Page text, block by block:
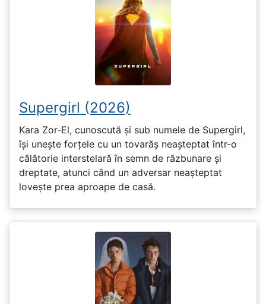
Supergirl (2026)
Kara Zor-El, cunoscută și sub numele de Supergirl,
își unește forțele cu un tovarăș neașteptat într-o
călătorie interstelară în semn de răzbunare și
dreptate, atunci când un adversar neașteptat
lovește prea aproape de casă.